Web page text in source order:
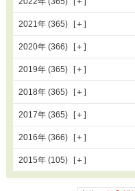
2021年 (365)
2020年 (366)
2019年 (365)
2018年 (365)
2017年 (365)
2016年 (366)
2015年 (105)